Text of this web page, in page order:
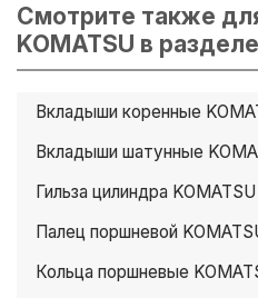
Смотрите также
KOMATSU в
Вкладыши коренные
Вкладыши шатунные
Гильза цилиндра KOMATSU
Палец поршневой
Кольца поршневые